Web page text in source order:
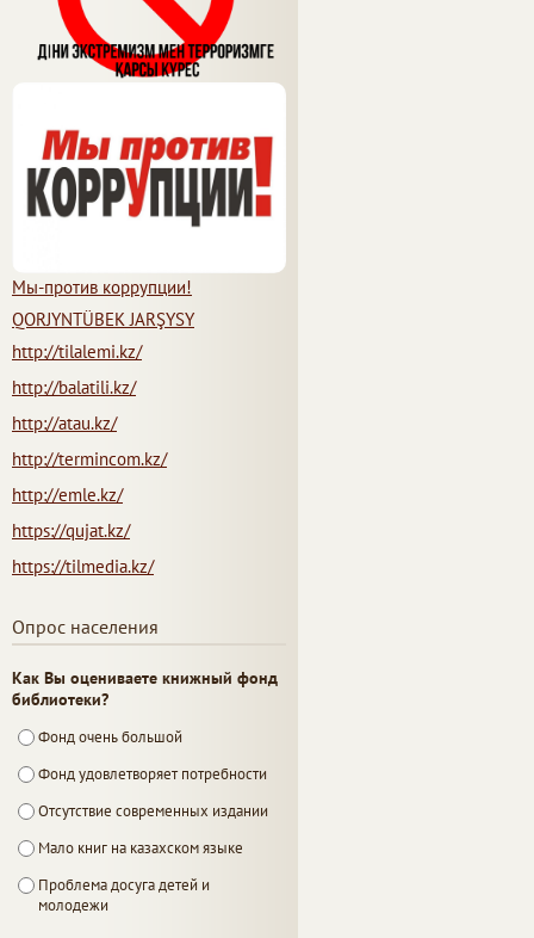
Мы-против коррупции!
QORJYNTÜBEK JARŞYSY
http://tilalemi.kz/
http://balatili.kz/
http://atau.kz/
http://termincom.kz/
http://emle.kz/
https://qujat.kz/
https://tilmedia.kz/
Опрос населения
Как Вы оцениваете книжный фонд
библиотеки?
Фонд очень большой
Фонд удовлетворяет потребности
Отсутствие современных издании
Мало книг на казахском языке
Проблема досуга детей и
молодежи